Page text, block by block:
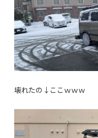
壊れたの↓ここｗｗｗ